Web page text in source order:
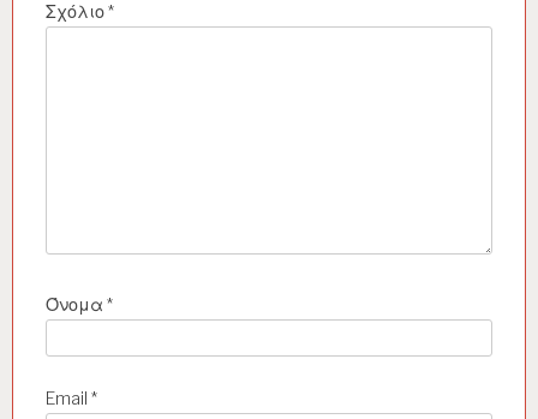
Σχόλιο*
Όνομα *
Email *